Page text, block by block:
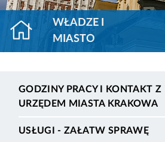
WŁADZE I
MIASTO
GODZINY PRACY I KONTAKT Z
URZĘDEM MIASTA KRAKOWA
USŁUGI - ZAŁATW SPRAWĘ